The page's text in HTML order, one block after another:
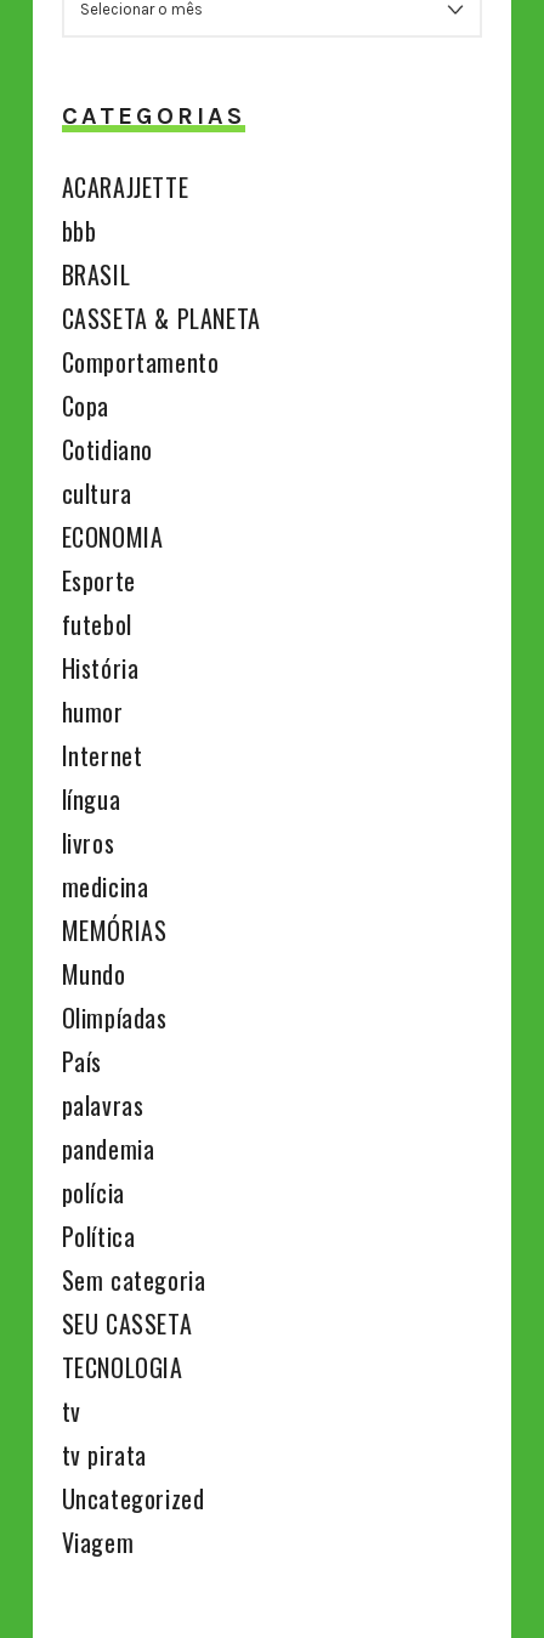
CATEGORIAS
ACARAJJETTE
bbb
BRASIL
CASSETA & PLANETA
Comportamento
Copa
Cotidiano
cultura
ECONOMIA
Esporte
futebol
História
humor
Internet
língua
livros
medicina
MEMÓRIAS
Mundo
Olimpíadas
País
palavras
pandemia
polícia
Política
Sem categoria
SEU CASSETA
TECNOLOGIA
tv
tv pirata
Uncategorized
Viagem